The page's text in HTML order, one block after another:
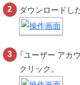
ダウンロードし
「ユーザー アカ
クリック。